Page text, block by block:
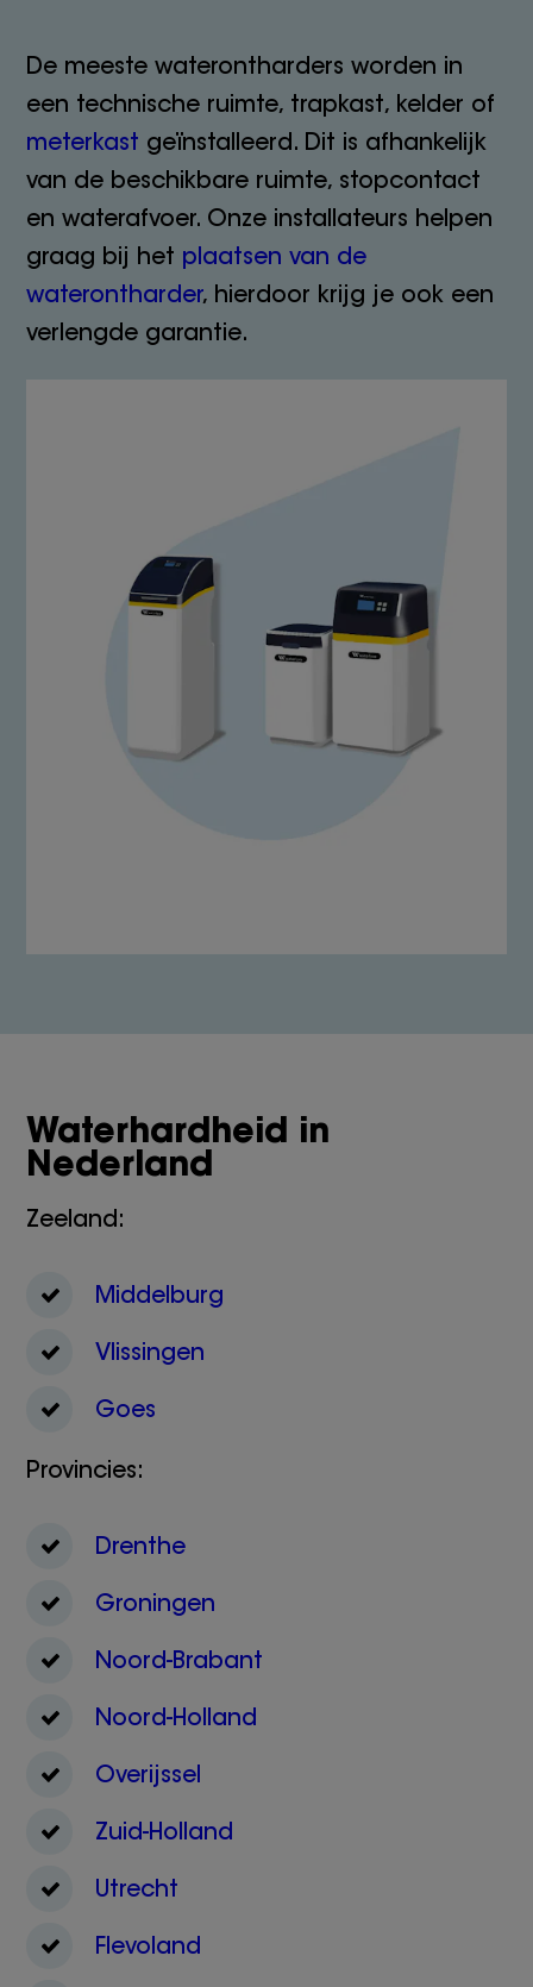
De meeste waterontharders worden in
een technische ruimte, trapkast, kelder of
meterkast geïnstalleerd. Dit is afhankelijk
van de beschikbare ruimte, stopcontact
en waterafvoer. Onze installateurs helpen
graag bij het plaatsen van de
waterontharder, hierdoor krijg je ook een
verlengde garantie.
Waterhardheid in
Nederland
Zeeland:
Middelburg
Vlissingen
Goes
Provincies:
Drenthe
Groningen
Noord-Brabant
Noord-Holland
Overijssel
Zuid-Holland
Utrecht
Flevoland